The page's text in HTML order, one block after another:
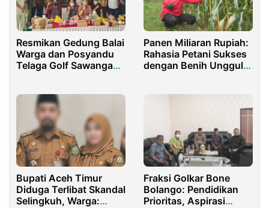
Resmikan Gedung Balai
Warga dan Posyandu
Telaga Golf Sawangan,
RW
Panen Miliaran Rupiah:
Rahasia Petani Sukses
dengan Benih Unggul
Bupati Aceh Timur
Diduga Terlibat Skandal
Selingkuh, Warga:
Fraksi Golkar Bone
Bolango: Pendidikan
Prioritas, Aspirasi